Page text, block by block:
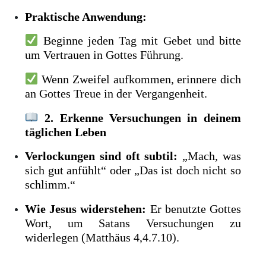
Praktische Anwendung:
Beginne jeden Tag mit Gebet und bitte
um Vertrauen in Gottes Führung.
Wenn Zweifel aufkommen, erinnere dich
an Gottes Treue in der Vergangenheit.
2. Erkenne Versuchungen in deinem
täglichen Leben
Verlockungen sind oft subtil: „Mach, was
sich gut anfühlt“ oder „Das ist doch nicht so
schlimm.“
Wie Jesus widerstehen: Er benutzte Gottes
Wort, um Satans Versuchungen zu
widerlegen (Matthäus 4,4.7.10).